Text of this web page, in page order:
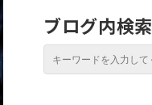
ブログ内検索